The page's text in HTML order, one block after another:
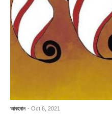
আবহমান - Oct 6, 2021